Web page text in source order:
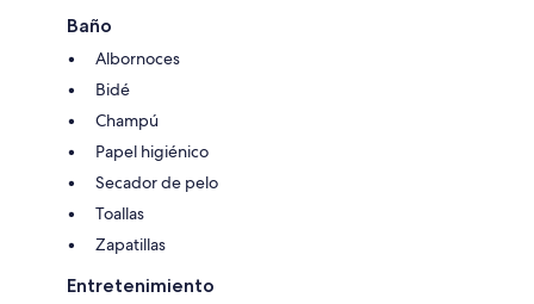
Baño
Albornoces
Bidé
Champú
Papel higiénico
Secador de pelo
Toallas
Zapatillas
Entretenimiento